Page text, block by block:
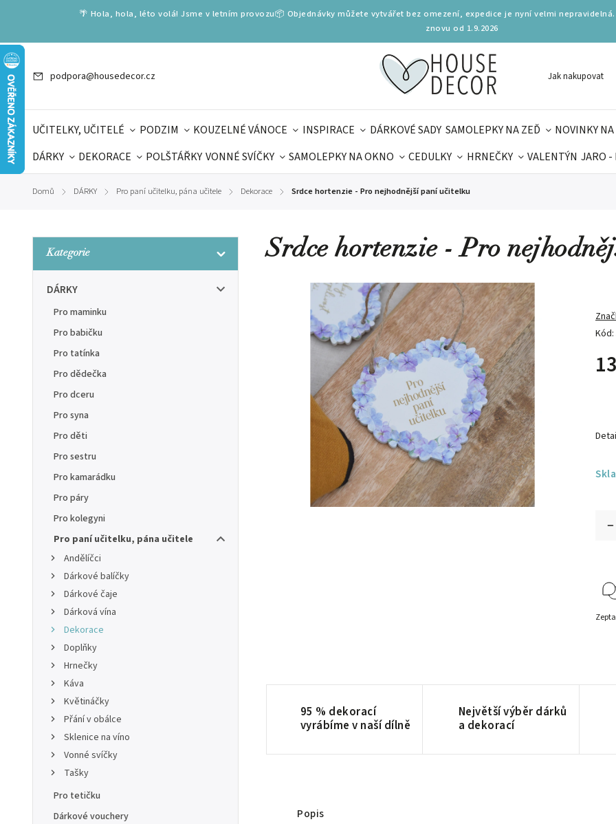
🌴 Hola, hola, léto volá! Jsme v letním provozu📦 Objednávky můžete vytvářet bez omezení, expedice je nyní velmi
znovu od 1.9.2026
podpora@housedecor.cz Jak nakupovat
UČITELKY, UČITELÉ PODZIM KOUZELNÉ VÁNOCE INSPIRACE DÁRKOVÉ SADY SAMOLEPKY NA ZEĎ NOVINKY
DÁRKY
DEKORACE POLŠTÁŘKY VONNÉ SVÍČKY SAMOLEPKY NA OKNO CEDULKY HRNEČKY VALENTÝN JARO -
SLOVENSKÉ SPECIÁLY
Domů / DÁRKY / Pro paní učitelku, pána učitele / Dekorace / Srdce hortenzie - Pro nejhodnější paní učitelku
Kategorie
DÁRKY
Pro maminku
Pro babičku
Pro tatínka
Pro dědečka
Pro dceru
Pro syna
Pro děti
Pro sestru
Pro kamarádku
Pro páry
Pro kolegyni
Pro paní učitelku, pána učitele
Andělíčci
Dárkové balíčky
Dárkové čaje
Dárková vína
Dekorace
Doplňky
Hrnečky
Káva
Květináčky
Přání v obálce
Sklenice na víno
Vonné svíčky
Tašky
Pro tetičku
Dárkové vouchery
Srdce hortenzie - Pro
Kód:
95 % dekorací
vyrábíme v naší dílně
Největší výběr dárků
a dekorací
Popis